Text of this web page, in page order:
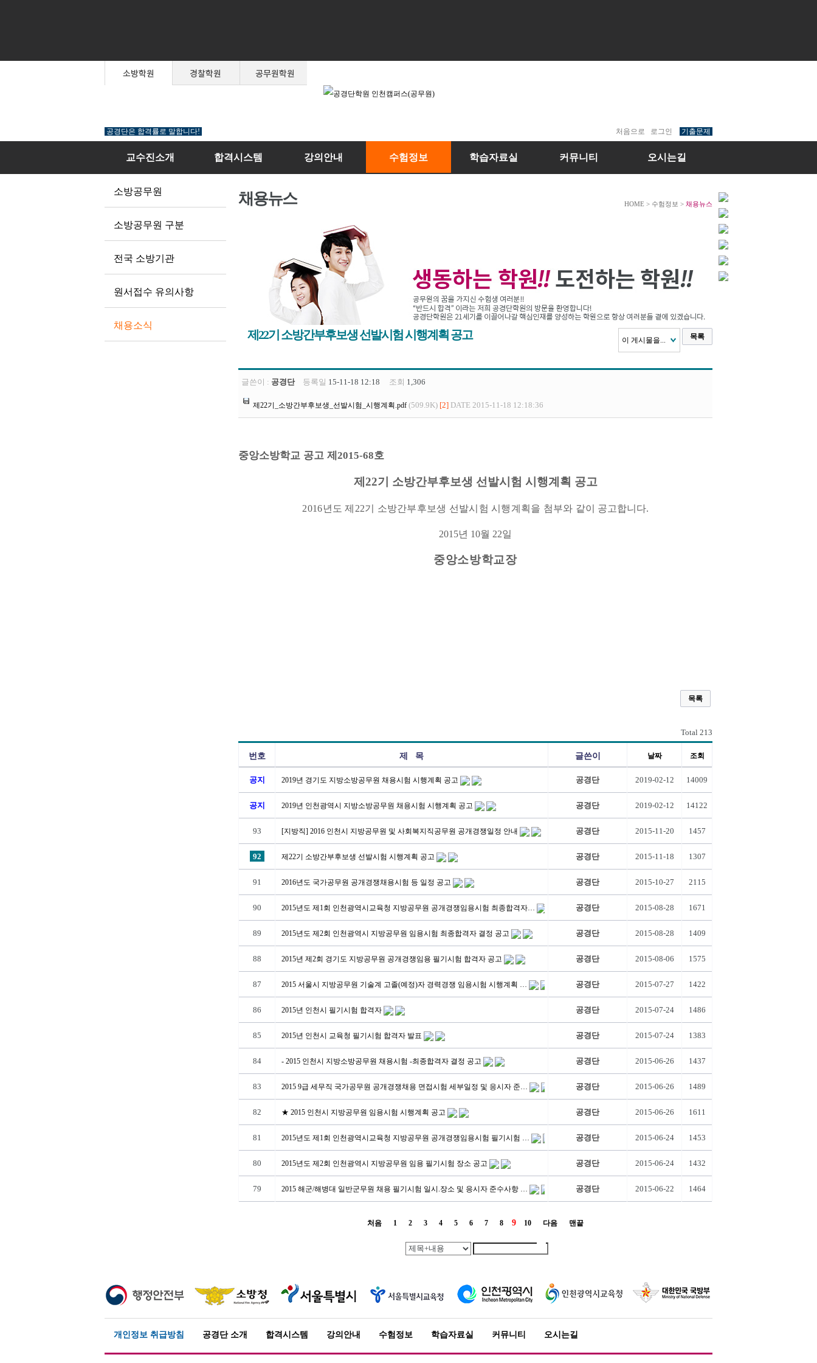
공경단은 합격률로 말합니다! 처음으로 로그인 기출문제
교수진소개 합격시스템 강의안내 수험정보 학습자료실 커뮤니티 오시는길
소방공무원
소방공무원 구분
전국 소방기관
원서접수 유의사항
채용소식
채용뉴스 HOME > 수험정보 > 채용뉴스
제22기 소방간부후보생 선발시험 시행계획 공고 이 게시물을... 목록
글쓴이 : 공경단 등록일 15-11-18 12:18 조회 1,306
제22기_소방간부후보생_선발시험_시행계획.pdf (509.9K) [2] DATE 2015-11-18 12:18:36
중앙소방학교 공고 제 2015-68호
제 22기 소방간부후보생 선발시험 시행계획 공고
2016년도 제 22기 소방간부후보생 선발시험 시행계획을 첨부와 같이 공고합니다.
2015년 10월 22일
중앙소방학교장
목록
Total 213
번호 제 목 글쓴이 날짜 조회
공지 2019년 경기도 지방소방공무원 채용시험 시행계획 공고 공경단 2019-02-12 14009
공지 2019년 인천광역시 지방소방공무원 채용시험 시행계획 공고 공경단 2019-02-12 14122
93 [지방직] 2016 인천시 지방공무원 및 사회복지직공무원 공개경쟁일정 안내 공경단 2015-11-20 1457
92 제22기 소방간부후보생 선발시험 시행계획 공고 공경단 2015-11-18 1307
91 2016년도 국가공무원 공개경쟁채용시험 등 일정 공고 공경단 2015-10-27 2115
90 2015년도 제1회 인천광역시교육청 지방공무원 공개경쟁임용시험 최종합격자… 공경단 2015-08-28 1671
89 2015년도 제2회 인천광역시 지방공무원 임용시험 최종합격자 결정 공고 공경단 2015-08-28 1409
88 2015년 제2회 경기도 지방공무원 공개경쟁임용 필기시험 합격자 공고 공경단 2015-08-06 1575
87 2015 서울시 지방공무원 기술계 고졸(예정)자 경력경쟁 임용시험 시행계획 … 공경단 2015-07-27 1422
86 2015년 인천시 필기시험 합격자 공경단 2015-07-24 1486
85 2015년 인천시 교육청 필기시험 합격자 발표 공경단 2015-07-24 1383
84 - 2015 인천시 지방소방공무원 채용시험 -최종합격자 결정 공고 공경단 2015-06-26 1437
83 2015 9급 세무직 국가공무원 공개경쟁채용 면접시험 세부일정 및 응시자 준… 공경단 2015-06-26 1489
82 ★ 2015 인천시 지방공무원 임용시험 시행계획 공고 공경단 2015-06-26 1611
81 2015년도 제1회 인천광역시교육청 지방공무원 공개경쟁임용시험 필기시험 … 공경단 2015-06-24 1453
80 2015년도 제2회 인천광역시 지방공무원 임용 필기시험 장소 공고 공경단 2015-06-24 1432
79 2015 해군/해병대 일반군무원 채용 필기시험 일시.장소 및 응시자 준수사항 … 공경단 2015-06-22 1464
처음 1 2 3 4 5 6 7 8 9 10 다음 맨끝
개인정보 취급방침 공경단 소개 합격시스템 강의안내 수험정보 학습자료실 커뮤니티 오시는길